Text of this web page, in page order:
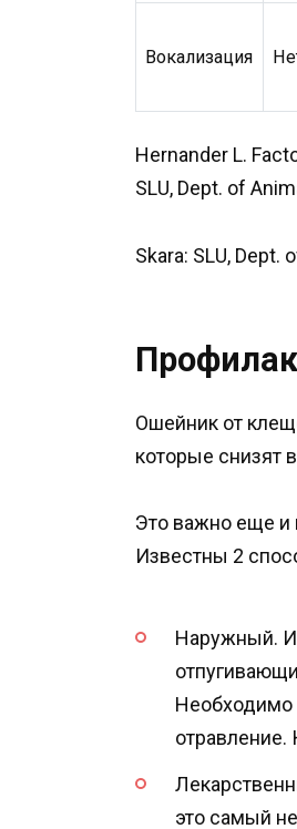
Вокализация
Hernander L.
SLU, Dept. of
Skara: SLU, Dept.
Ошейник от
которые снизят
Это важно еще и
Известны 2
Наружный.
Необходимо
это самый